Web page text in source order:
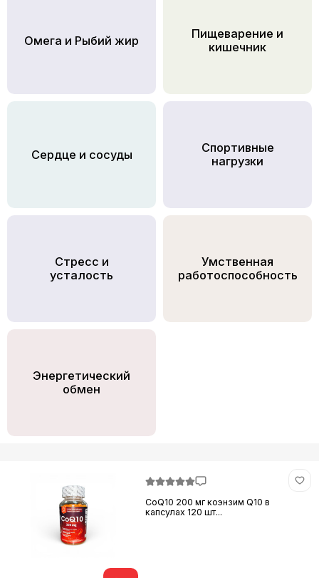
Омега и Рыбий жир
Пищеварение и
кишечник
Сердце и сосуды
Спортивные
нагрузки
Стресс и
усталость
Умственная
работоспособность
Энергетический
обмен
CoQ10 200 мг коэнзим Q10 в
капсулах 120 шт...